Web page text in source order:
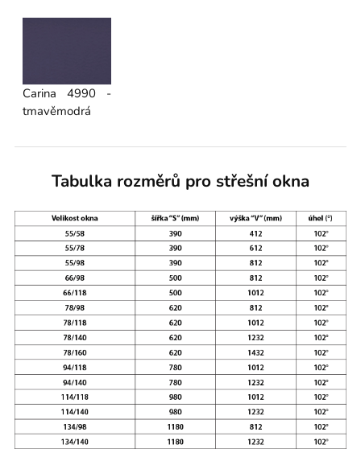
Carina 4990 -
tmavěmodrá
Tabulka rozměrů pro střešní okna